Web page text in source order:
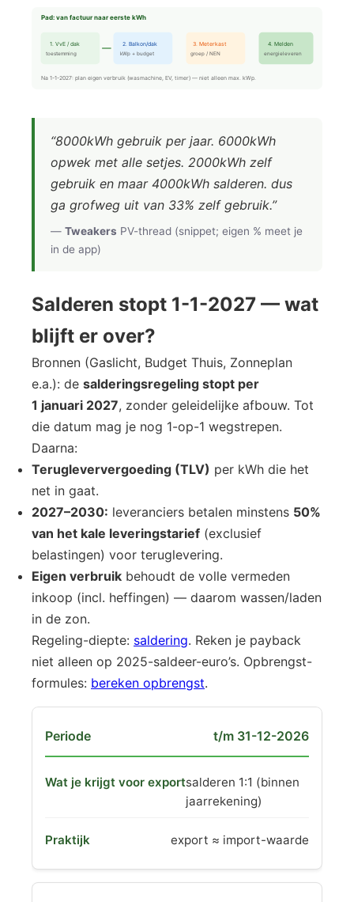
Pad: van factuur naar eerste kWh
1. VvE / dak
toestemming
2. Balkon/dak
kWp + budget
3. Meterkast
groep / NEN
4. Melden
energieleveren
Na 1-1-2027: plan eigen verbruik (wasmachine, EV, timer) — niet alleen max. kWp.
“8000kWh gebruik per jaar. 6000kWh
opwek met alle setjes. 2000kWh zelf
gebruik en maar 4000kWh salderen. dus
ga grofweg uit van 33% zelf gebruik.”
— Tweakers PV-thread (snippet; eigen % meet je
in de app)
Salderen stopt 1-1-2027 — wat
blijft er over?
Bronnen (Gaslicht, Budget Thuis, Zonneplan
e.a.): de salderingsregeling stopt per
1 januari 2027, zonder geleidelijke afbouw. Tot
die datum mag je nog 1-op-1 wegstrepen.
Daarna:
Terugleververgoeding (TLV) per kWh die het
net in gaat.
2027–2030: leveranciers betalen minstens 50%
van het kale leveringstarief (exclusief
belastingen) voor teruglevering.
Eigen verbruik behoudt de volle vermeden
inkoop (incl. heffingen) — daarom wassen/laden
in de zon.
Regeling-diepte: saldering. Reken je payback
niet alleen op 2025-saldeer-euro’s. Opbrengst-
formules: bereken opbrengst.
t/m 31-12-2026
salderen 1:1 (binnen
jaarrekening)
export ≈ import-waarde